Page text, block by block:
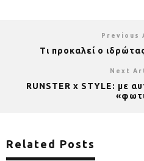
Previous
Τι προκαλεί ο
Next
RUNSTER x STYLE: με
Related Posts